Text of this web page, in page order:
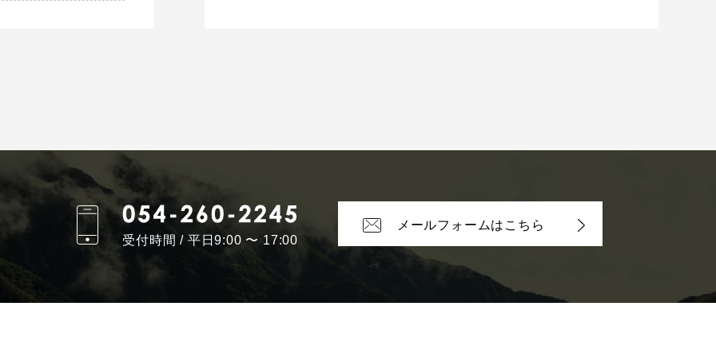
受付時間 / 平日9:00 〜 17:00
メールフォームはこちら